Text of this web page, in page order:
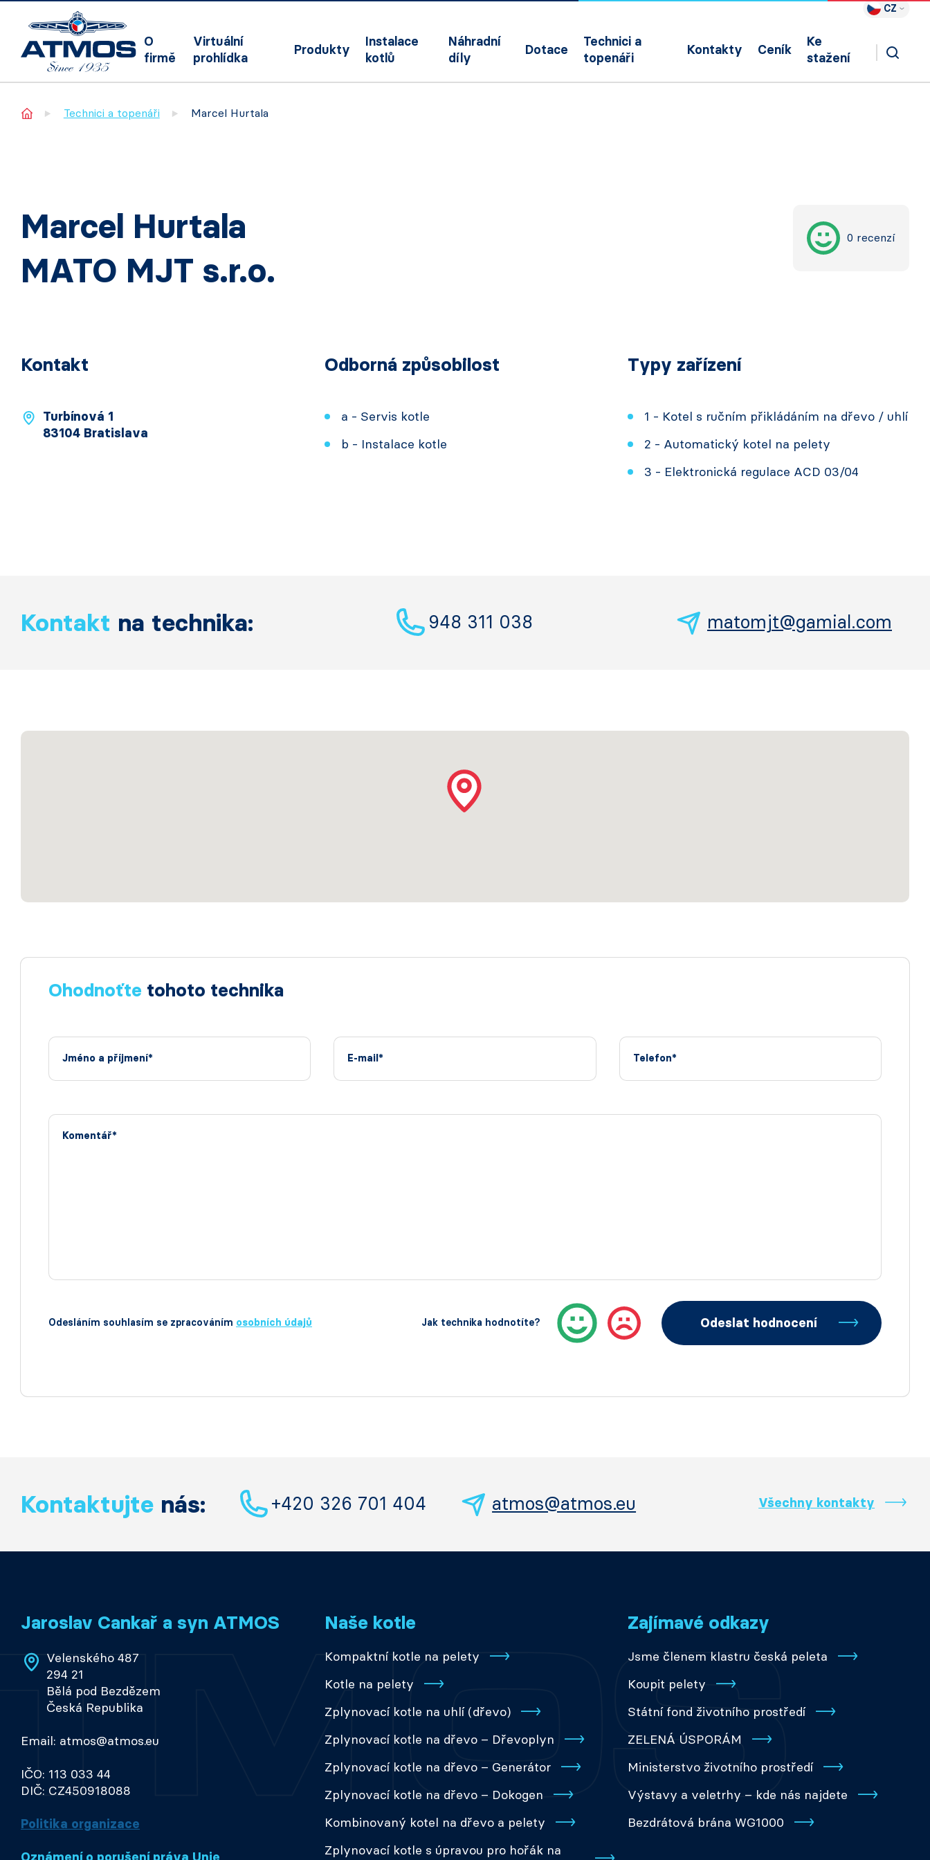
CZ
O
firmě
Virtuální
prohlídka
Produkty
Instalace
kotlů
Náhradní
díly
Dotace
Technici a
topenáři
Kontakty Ceník
Ke
stažení
Home Technici a topenáři Marcel Hurtala
Marcel Hurtala
MATO MJT s.r.o.
0 recenzí
Kontakt
Turbínová 1
83104 Bratislava
Odborná způsobilost
a - Servis kotle
b - Instalace kotle
Typy zařízení
1 - Kotel s ručním přikládáním na dřevo / uhlí
2 - Automatický kotel na pelety
3 - Elektronická regulace ACD 03/04
Kontakt na technika: 948 311 038 matomjt@gamial.com
Ohodnoťte tohoto technika
Jméno a příjmení* E-mail* Telefon*
Komentář*
Odesláním souhlasím se zpracováním osobních údajů Jak technika hodnotíte? Odeslat hodnocení
Kontaktujte nás: +420 326 701 404 atmos@atmos.eu Všechny kontakty
Jaroslav Cankař a syn ATMOS
Velenského 487
294 21
Bělá pod Bezdězem
Česká Republika
Email: atmos@atmos.eu
IČO: 113 033 44
DIČ: CZ450918088
Politika organizace
Naše kotle
Kompaktní kotle na pelety
Kotle na pelety
Zplynovací kotle na uhlí (dřevo)
Zplynovací kotle na dřevo – Dřevoplyn
Zplynovací kotle na dřevo – Generátor
Zplynovací kotle na dřevo – Dokogen
Kombinovaný kotel na dřevo a pelety
Zplynovací kotle s úpravou pro hořák na
Zajímavé odkazy
Jsme členem klastru česká peleta
Koupit pelety
Státní fond životního prostředí
ZELENÁ ÚSPORÁM
Ministerstvo životního prostředí
Výstavy a veletrhy – kde nás najdete
Bezdrátová brána WG1000